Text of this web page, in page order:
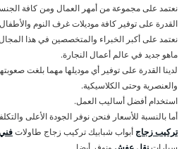
نعتمد على مجموعة من أمهر العمال ومن كافة
القدرة على توفير كافة موديلات غرف النوم
نعتمد على أكبر الخبراء والمتخصصين في هذا
ماهو جديد في عالم أعمال النجارة.
لدينا القدرة على توفير أي موديلها مهما بلغت
والعنصرية وحتى الكلاسيكية.
استخدام أفضل أساليب العمل.
أما بالنسبة للأسعار فنحن نوفر الجودة الأعلى
تركيب زجاج أبواب شبابيك تركيب زجاج طاولات